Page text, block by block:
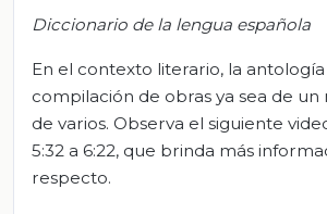
Diccionario de la lengua española
En el contexto literario, la antología
compilación de obras ya sea de
de varios. Observa el siguiente
5:32 a 6:22, que brinda más
respecto.